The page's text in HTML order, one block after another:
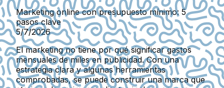
Marketing online con presupuesto mínimo: 5
pasos clave
5/7/2026
El marketing no tiene por qué significar gastos
mensuales de miles en publicidad. Con una
estrategia clara y algunas herramientas
comprobadas, se puede construir una marca que